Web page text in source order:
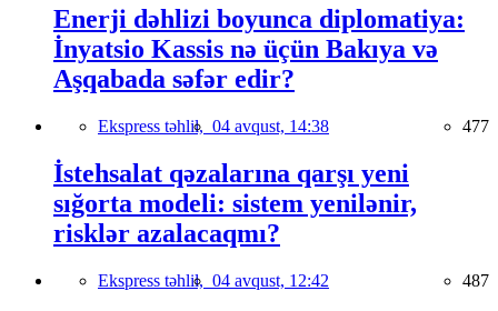
Enerji dəhlizi boyunca diplomatiya:
İnyatsio Kassis nə üçün Bakıya və
Aşqabada səfər edir?
Ekspress təhlil, 04 avqust, 14:38 477
İstehsalat qəzalarına qarşı yeni
sığorta modeli: sistem yenilənir,
risklər azalacaqmı?
Ekspress təhlil, 04 avqust, 12:42 487